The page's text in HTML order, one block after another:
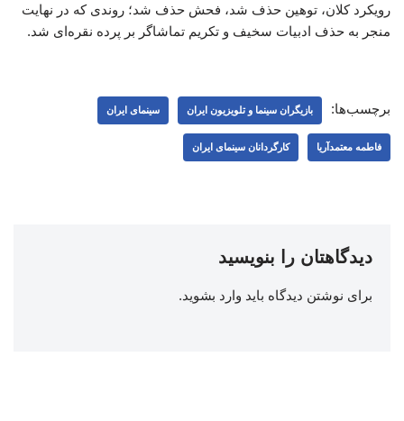
رویکرد کلان، توهین حذف شد، فحش حذف شد؛ روندی که در نهایت
منجر به حذف ادبیات سخیف و تکریم تماشاگر بر پرده نقره‌ای شد.
برچسب‌ها: بازیگران سینما و تلویزیون ایران سینمای ایران
فاطمه معتمدآریا کارگردانان سینمای ایران
دیدگاهتان را بنویسید
برای نوشتن دیدگاه باید وارد بشوید.